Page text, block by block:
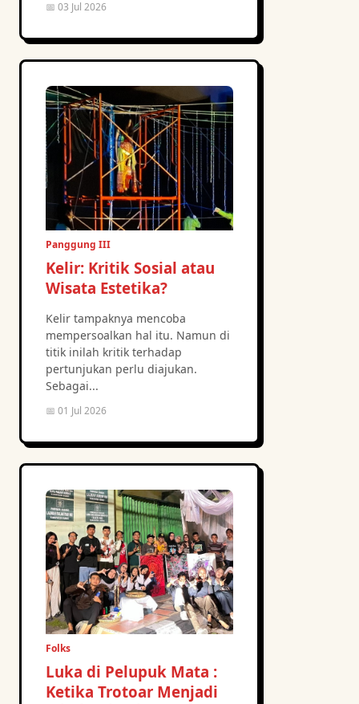
📅 03 Jul 2026
Panggung III
Kelir: Kritik Sosial atau
Wisata Estetika?
Kelir tampaknya mencoba
mempersoalkan hal itu. Namun di
titik inilah kritik terhadap
pertunjukan perlu diajukan.
Sebagai...
📅 01 Jul 2026
Folks
Luka di Pelupuk Mata :
Ketika Trotoar Menjadi